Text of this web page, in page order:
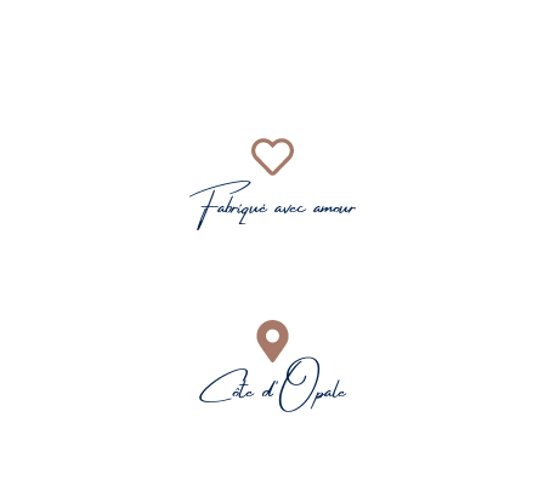
Fabriqué avec amour
Côte d'Opale